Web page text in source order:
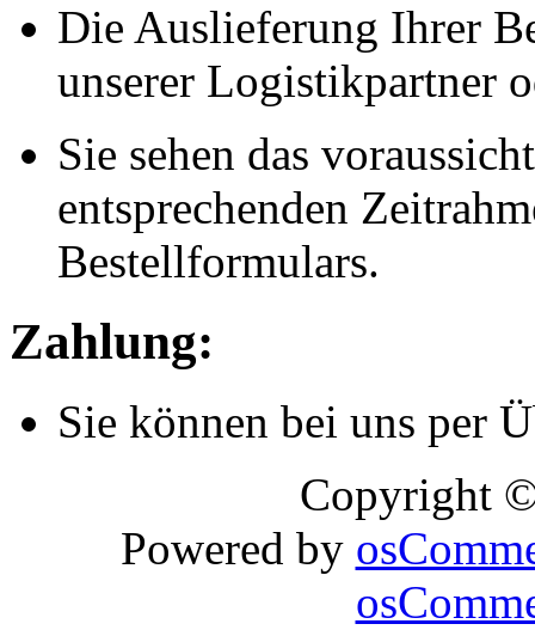
Die Auslieferung Ihrer
unserer Logistikpartner
Sie sehen das
entsprechenden
Bestellformulars.
Zahlung:
Sie können bei uns per
Copyright
Powered by